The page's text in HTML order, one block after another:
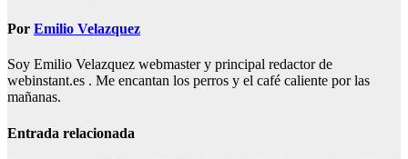
Por Emilio Velazquez
Soy Emilio Velazquez webmaster y principal redactor de
webinstant.es . Me encantan los perros y el café caliente por las
mañanas.
Entrada relacionada